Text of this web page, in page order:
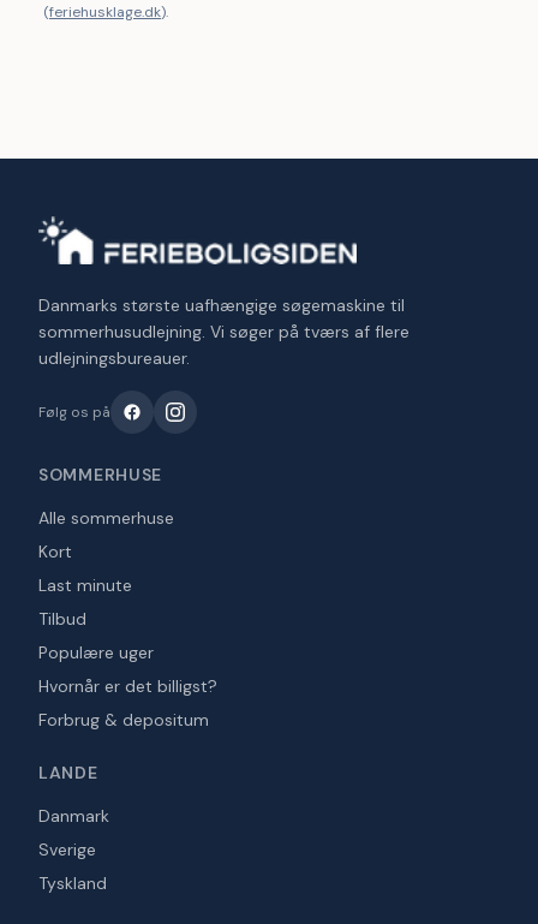
(feriehusklage.dk).
Danmarks største uafhængige søgemaskine til
sommerhusudlejning. Vi søger på tværs af flere
udlejningsbureauer.
Følg os på
SOMMERHUSE
Alle sommerhuse
Kort
Last minute
Tilbud
Populære uger
Hvornår er det billigst?
Forbrug & depositum
LANDE
Danmark
Sverige
Tyskland